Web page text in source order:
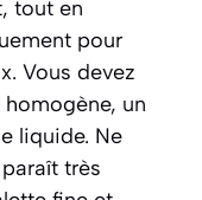
tout en
pour
Vous devez
un
liquide. Ne
très